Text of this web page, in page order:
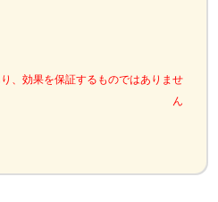
、効果を保証するものではありませ
ん